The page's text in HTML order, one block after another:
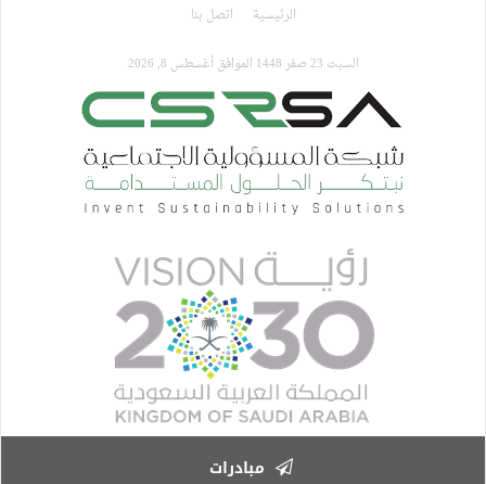
الرئيسية اتصل بنا
السبت 23 صفر 1448 الموافق أغسطس 8, 2026
مبادرات